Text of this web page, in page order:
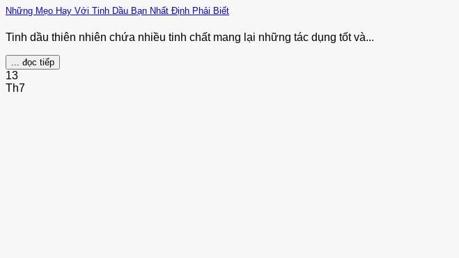
Những Mẹo Hay Với Tinh Dầu Bạn Nhất Định Phải Biết
Tinh dầu thiên nhiên chứa nhiều tinh chất mang lại những tác dụng tốt và...
... đọc tiếp
13
Th7